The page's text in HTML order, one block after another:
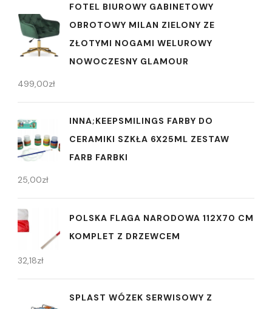
FOTEL BIUROWY GABINETOWY
OBROTOWY MILAN ZIELONY ZE
ZŁOTYMI NOGAMI WELUROWY
NOWOCZESNY GLAMOUR
499,00zł
INNA;KEEPSMILINGS FARBY DO
CERAMIKI SZKŁA 6X25ML ZESTAW
FARB FARBKI
25,00zł
POLSKA FLAGA NARODOWA 112X70 CM
KOMPLET Z DRZEWCEM
32,18zł
SPLAST WÓZEK SERWISOWY Z